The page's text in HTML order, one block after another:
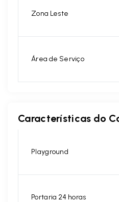
Zona Leste
Área de Serviço
Características do
Playground
Portaria 24 horas